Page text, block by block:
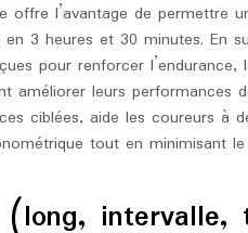
l’avantage de permettre
3 heures et 30 minutes. En
pour renforcer l’endurance,
améliorer leurs performances
ciblées, aide les coureurs à
tout en minimisant
(long,